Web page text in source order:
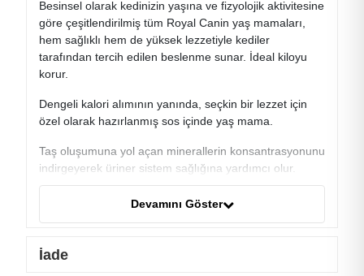
Besinsel olarak kedinizin yaşına ve fizyolojik aktivitesine
göre çeşitlendirilmiş tüm Royal Canin yaş mamaları,
hem sağlıklı hem de yüksek lezzetiyle kediler
tarafından tercih edilen beslenme sunar. İdeal kiloyu
korur.
Dengeli kalori alımının yanında, seçkin bir lezzet için
özel olarak hazırlanmış sos içinde yaş mama.
Taş oluşumuna yol açan minerallerin konsantrasyonunu
indirgeyerek üriner sistem sağlığına yardımcı olur.
Sindirilebilirliği yüksek Digest Sensitive 9, dışkı
eder.
Devamını Göster
İade